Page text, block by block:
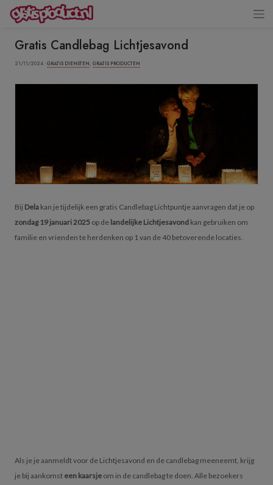
Gratis Candlebag Lichtjesavond
21/11/2024 ·GRATIS DIENSTEN, GRATIS PRODUCTEN
Bij Dela kan je tijdelijk een gratis Candlebag Lichtpuntje aanvragen dat je op
zondag 19 januari 2025 op de landelijke Lichtjesavond kan gebruiken om
familie en vrienden te herdenken op 1 van de 40 betoverende locaties.
Als je je aanmeldt voor de Lichtjesavond en de candlebag meeneemt, krijg
je bij aankomst een kaarsje om in de candlebag te doen. Alle bezoekers